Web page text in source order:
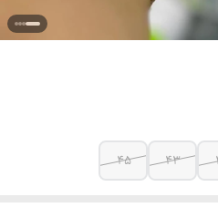
43
45